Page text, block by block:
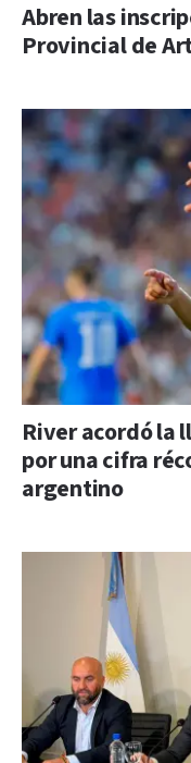
Abren las
Provincial de
River acordó la
por una cifra
argentino